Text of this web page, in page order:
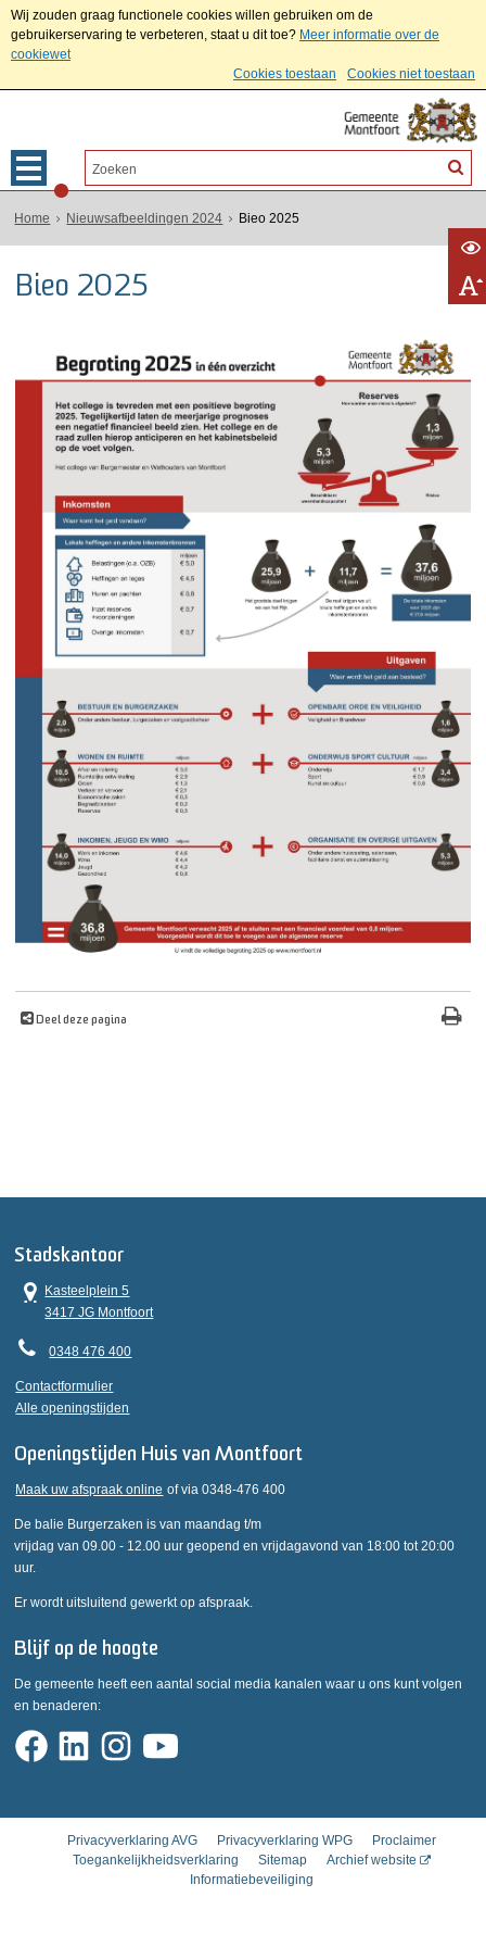
Wij zouden graag functionele cookies willen gebruiken om de
gebruikerservaring te verbeteren, staat u dit toe? Meer informatie over de
cookiewet
Cookies toestaan
Cookies niet toestaan
Home Nieuwsafbeeldingen 2024 Bieo 2025
Bieo 2025
Deel deze pagina
Stadskantoor
Kasteelplein 5
3417 JG Montfoort
0348 476 400
Contactformulier
Alle openingstijden
Openingstijden Huis van Montfoort
Maak uw afspraak online of via 0348-476 400
De balie Burgerzaken is van maandag t/m
vrijdag van 09.00 - 12.00 uur geopend en vrijdagavond van 18:00 tot 20:00
uur.
Er wordt uitsluitend gewerkt op afspraak.
Blijf op de hoogte
De gemeente heeft een aantal social media kanalen waar u ons kunt volgen
en benaderen:
Privacyverklaring AVG Privacyverklaring WPG
Proclaimer
Toegankelijkheidsverklaring
Sitemap
Archief website
Informatiebeveiliging